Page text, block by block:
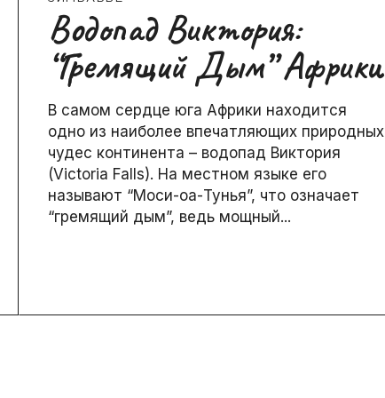
Водопад Виктория:
“Гремящий Дым” Африки
В самом сердце юга Африки находится
одно из наиболее впечатляющих природных
чудес континента – водопад Виктория
(Victoria Falls). На местном языке его
называют “Моси-оа-Тунья”, что означает
“гремящий дым”, ведь мощный...